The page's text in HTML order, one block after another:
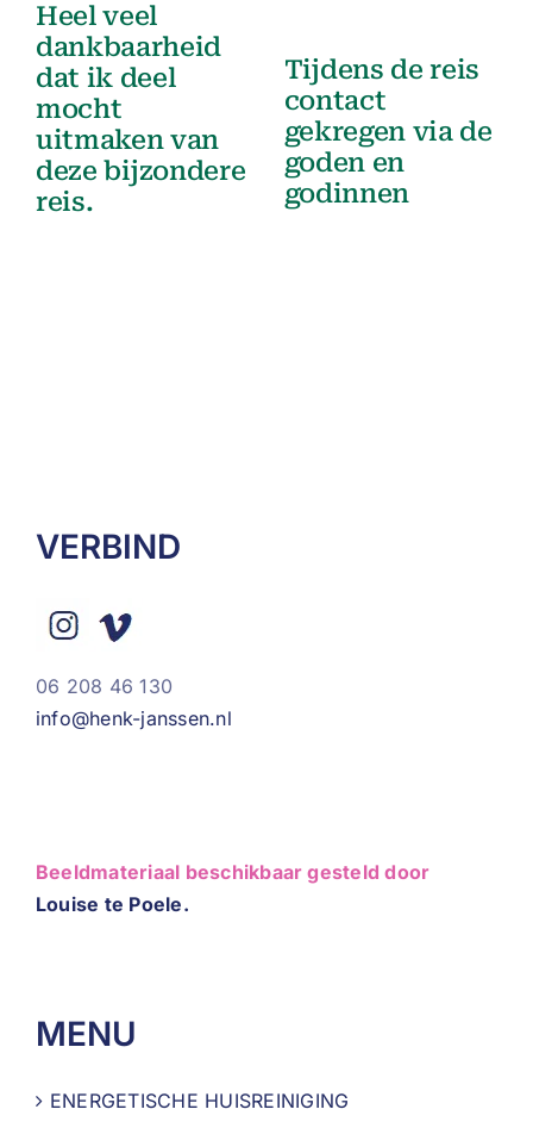
Heel veel
dankbaarheid
dat ik deel
mocht
uitmaken van
deze bijzondere
reis.
Tijdens de reis
contact
gekregen via de
goden en
godinnen
VERBIND
06 208 46 130
info@henk-janssen.nl
Beeldmateriaal beschikbaar gesteld door
Louise te Poele.
MENU
ENERGETISCHE HUISREINIGING